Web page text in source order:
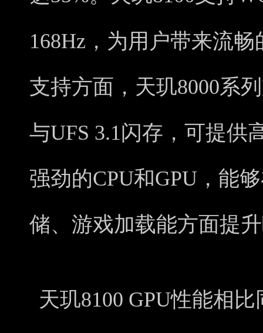
168Hz，为用户带来流
支持方面，天玑8000系
与UFS 3.1闪存，可提供
强劲的CPU和GPU，能
储、游戏加载能方面提
天玑8100 GPU性能相